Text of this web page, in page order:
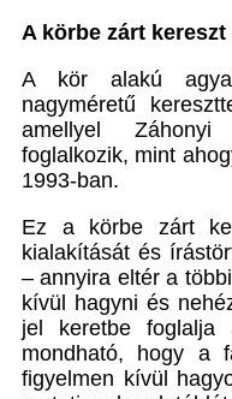
A körbe zárt kereszt
A kör alakú
nagyméretű
amellyel
foglalkozik, mint
1993-ban.
Ez a körbe zárt
kialakítását és
– annyira eltér a
kívül hagyni és
jel keretbe foglalja
mondható, hogy a
figyelmen kívül